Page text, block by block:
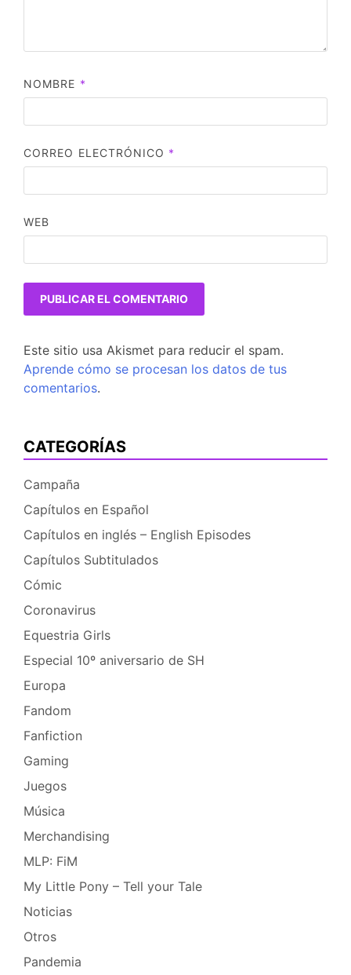
NOMBRE *
CORREO ELECTRÓNICO *
WEB
Este sitio usa Akismet para reducir el spam.
Aprende cómo se procesan los datos de tus
comentarios.
CATEGORÍAS
Campaña
Capítulos en Español
Capítulos en inglés – English Episodes
Capítulos Subtitulados
Cómic
Coronavirus
Equestria Girls
Especial 10º aniversario de SH
Europa
Fandom
Fanfiction
Gaming
Juegos
Música
Merchandising
MLP: FiM
My Little Pony – Tell your Tale
Noticias
Otros
Pandemia